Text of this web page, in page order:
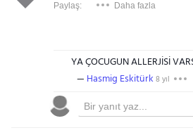
Paylaş: Daha fazla
YA ÇOCUGUN ALLERJİSİ
Hasmig Eskitürk 8 yıl